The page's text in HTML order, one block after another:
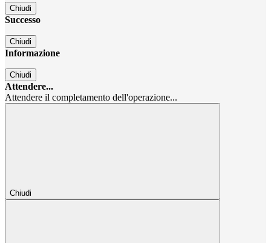
Chiudi
Successo
Chiudi
Informazione
Chiudi
Attendere...
Attendere il completamento dell'operazione...
Chiudi